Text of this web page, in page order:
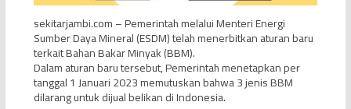
sekitarjambi.com – Pemerintah melalui Menteri Energi
Sumber Daya Mineral (ESDM) telah menerbitkan aturan baru
terkait Bahan Bakar Minyak (BBM).
Dalam aturan baru tersebut, Pemerintah menetapkan per
tanggal 1 Januari 2023 memutuskan bahwa 3 jenis BBM
dilarang untuk dijual belikan di Indonesia.